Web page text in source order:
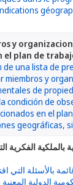
y
el plan de
بالملكية